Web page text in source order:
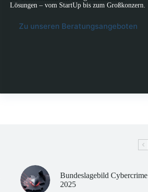
Lösungen – vom StartUp bis zum Großkonzern.
Zu unseren Beratungsangeboten
Bundeslagebild Cybercrime
2025